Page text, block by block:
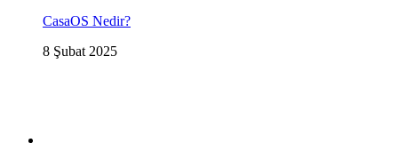
CasaOS Nedir?
8 Şubat 2025